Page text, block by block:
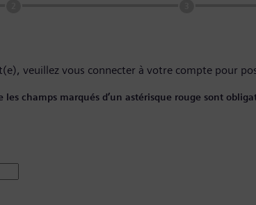
veuillez vous connecter à votre compte pour
champs marqués d’un astérisque rouge sont